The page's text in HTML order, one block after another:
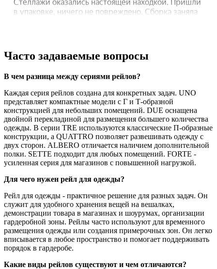
Часто задаваемые вопросы
В чем разница между сериями рейлов?
Каждая серия рейлов создана для конкретных задач. UNO
представляет компактные модели с Г и Т-образной
конструкцией для небольших помещений. DUE оснащена
двойной перекладиной для размещения большего количества
одежды. В серии TRE используются классические П-образные
конструкции, а QUATTRO позволяет развешивать одежду с
двух сторон. ALBERO отличается наличием дополнительной
полки. SETTE подходит для любых помещений. FORTE -
усиленная серия для магазинов с повышенной нагрузкой.
Для чего нужен рейл для одежды?
Рейл для одежды - практичное решение для разных задач. Он
служит для удобного хранения вещей на вешалках,
демонстрации товара в магазинах и шоурумах, организации
гардеробной зоны. Рейлы часто используют для временного
размещения одежды или создания примерочных зон. Он легко
вписывается в любое пространство и помогает поддерживать
порядок в гардеробе.
Какие виды рейлов существуют и чем отличаются?